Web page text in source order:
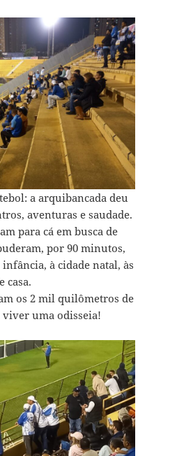
a arquibancada deu
aventuras e saudade.
para cá em busca de
por 90 minutos,
à cidade natal, às
casa.
os 2 mil quilômetros de
uma odisseia!